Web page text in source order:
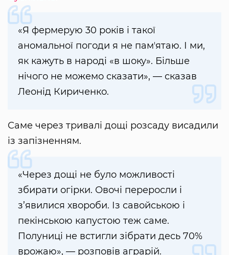
«Я фермерую 30 років і такої
аномальної погоди я не памʼятаю. І ми,
як кажуть в народі «в шоку». Більше
нічого не можемо сказати», — сказав
Леонід Кириченко.
Саме через тривалі дощі розсаду висадили
із запізненням.
«Через дощі не було можливості
збирати огірки. Овочі переросли і
з’явилися хвороби. Із савойською і
пекінською капустою теж саме.
Полуниці не встигли зібрати десь 70%
врожаю», — розповів аграрій.